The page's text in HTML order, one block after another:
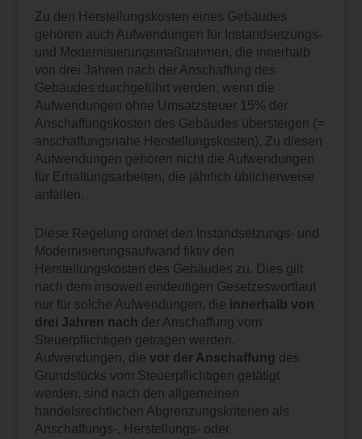
Zu den Herstellungskosten eines Gebäudes
gehören auch Aufwendungen für Instandsetzungs-
und Modernisierungsmaßnahmen, die innerhalb
von drei Jahren nach der Anschaffung des
Gebäudes durchgeführt werden, wenn die
Aufwendungen ohne Umsatzsteuer 15% der
Anschaffungskosten des Gebäudes übersteigen (=
anschaffungsnahe Herstellungskosten). Zu diesen
Aufwendungen gehören nicht die Aufwendungen
für Erhaltungsarbeiten, die jährlich üblicherweise
anfallen.
Diese Regelung ordnet den Instandsetzungs- und
Modernisierungsaufwand fiktiv den
Herstellungskosten des Gebäudes zu. Dies gilt
nach dem insoweit eindeutigen Gesetzeswortlaut
nur für solche Aufwendungen, die innerhalb von
drei Jahren nach der Anschaffung vom
Steuerpflichtigen getragen werden.
Aufwendungen, die vor der Anschaffung des
Grundstücks vom Steuerpflichtigen getätigt
werden, sind nach den allgemeinen
handelsrechtlichen Abgrenzungskriterien als
Anschaffungs-, Herstellungs- oder